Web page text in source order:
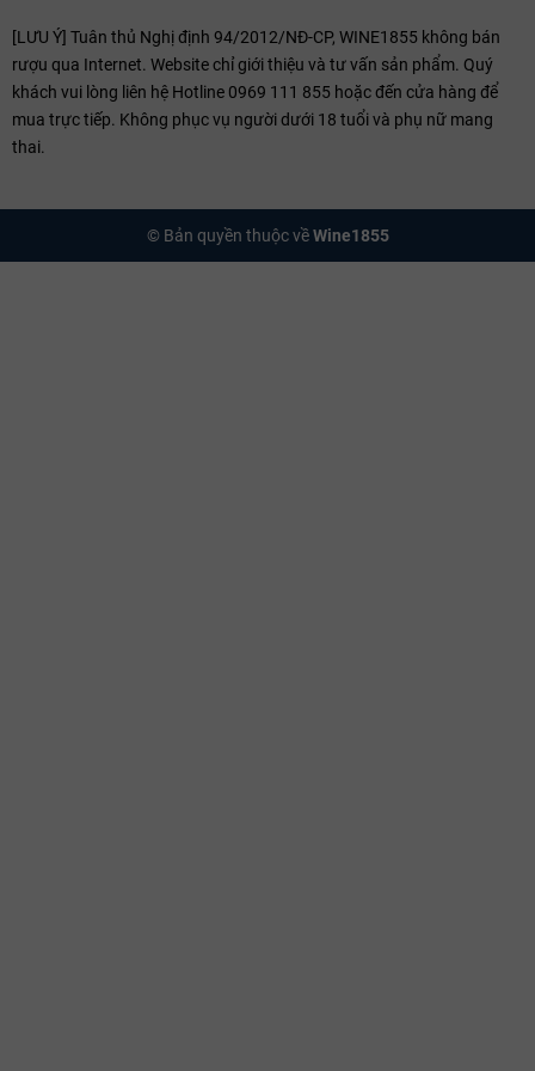
[LƯU Ý] Tuân thủ Nghị định 94/2012/NĐ-CP, WINE1855 không bán
rượu qua Internet. Website chỉ giới thiệu và tư vấn sản phẩm. Quý
khách vui lòng liên hệ Hotline 0969 111 855 hoặc đến cửa hàng để
mua trực tiếp. Không phục vụ người dưới 18 tuổi và phụ nữ mang
thai.
© Bản quyền thuộc vềWine1855